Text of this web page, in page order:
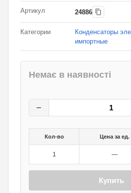
Артикул 24886
Категории
Конденсаторы
импортные
Немає в наявності
−
Кол-во Цена за ед.
1 —
Купить